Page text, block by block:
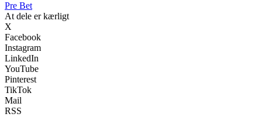
Pre Bet
At dele er kærligt
X
Facebook
Instagram
LinkedIn
YouTube
Pinterest
TikTok
Mail
RSS